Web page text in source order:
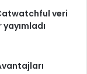
veri